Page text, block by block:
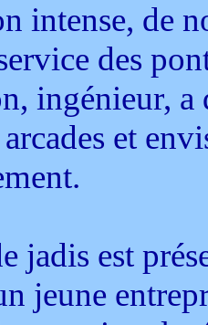
intense, de
des
ingénieur, a
et
jadis est
jeune